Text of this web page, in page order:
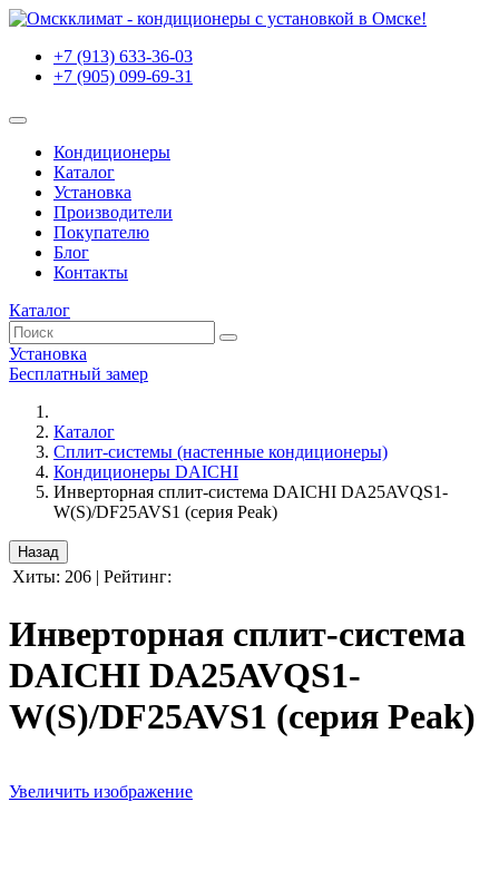
+7 (913) 633-36-03
+7 (905) 099-69-31
Кондиционеры
Каталог
Установка
Производители
Покупателю
Блог
Контакты
Каталог
Установка
Бесплатный замер
Каталог
Сплит-системы (настенные кондиционеры)
Кондиционеры DAICHI
Инверторная сплит-система DAICHI DA25AVQS1-
W(S)/DF25AVS1 (серия Peak)
Хиты: 206 | Рейтинг:
Инверторная сплит-система
DAICHI DA25AVQS1-
W(S)/DF25AVS1 (серия Peak)
Увеличить изображение